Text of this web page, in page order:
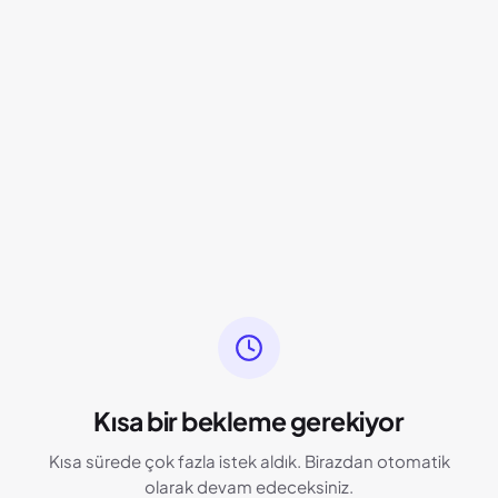
Kısa bir bekleme gerekiyor
Kısa sürede çok fazla istek aldık. Birazdan otomatik
olarak devam edeceksiniz.